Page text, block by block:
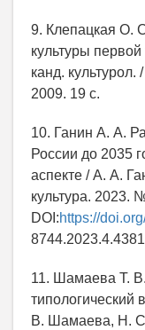
9. Клепацкая О.
культуры
канд. культурол.
2009. 19 с.
10. Ганин А. А.
России до 2035
аспекте / А. А.
культура. 2023.
DOI:https://
11. Шамаева Т.
типологический
В. Шамаева, Н.